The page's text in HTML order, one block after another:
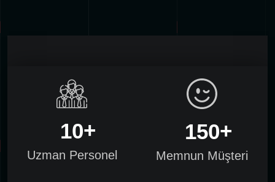
10
Uzman Personel
150
Memnun Müşteri